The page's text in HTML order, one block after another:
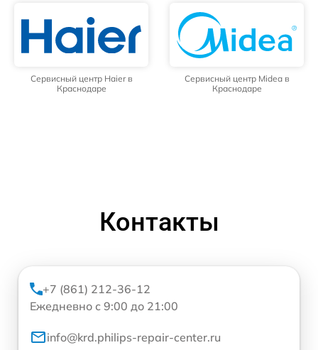
Сервисный центр Haier в
Краснодаре
Сервисный центр Midea в
Краснодаре
Контакты
+7 (861) 212-36-12
Ежедневно с 9:00 до 21:00
info@krd.philips-repair-center.ru